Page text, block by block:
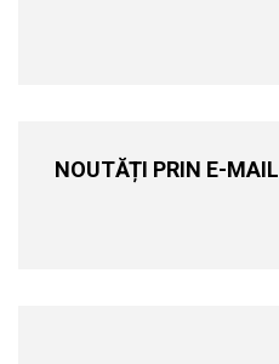
NOUTĂȚI PRIN E-MAIL